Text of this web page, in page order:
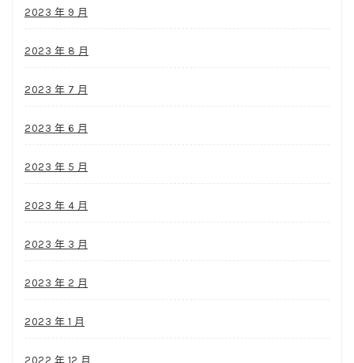
2023 年 9 月
2023 年 8 月
2023 年 7 月
2023 年 6 月
2023 年 5 月
2023 年 4 月
2023 年 3 月
2023 年 2 月
2023 年 1 月
2022 年 12 月